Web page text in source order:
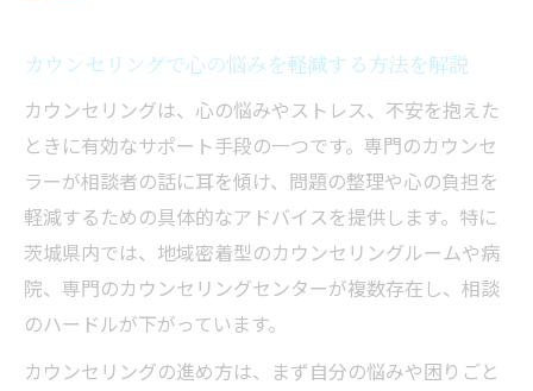
紹介
カウンセリング初心者が安心できる選び方の極
意
初めてでも安心なカウンセリング選びのコ
ツ
カウンセリングの専門性を見極める重要ポ
イント
茨城県で信頼できるカウンセリングの探し
方
カウンセリングで心の悩みを軽減する方法を解説
カウンセリングは、心の悩みやストレス、不安を抱えた
ときに有効なサポート手段の一つです。専門のカウンセ
ラーが相談者の話に耳を傾け、問題の整理や心の負担を
軽減するための具体的なアドバイスを提供します。特に
茨城県内では、地域密着型のカウンセリングルームや病
院、専門のカウンセリングセンターが複数存在し、相談
のハードルが下がっています。
カウンセリングの進め方は、まず自分の悩みや困りごと